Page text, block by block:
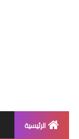
الرئيسية